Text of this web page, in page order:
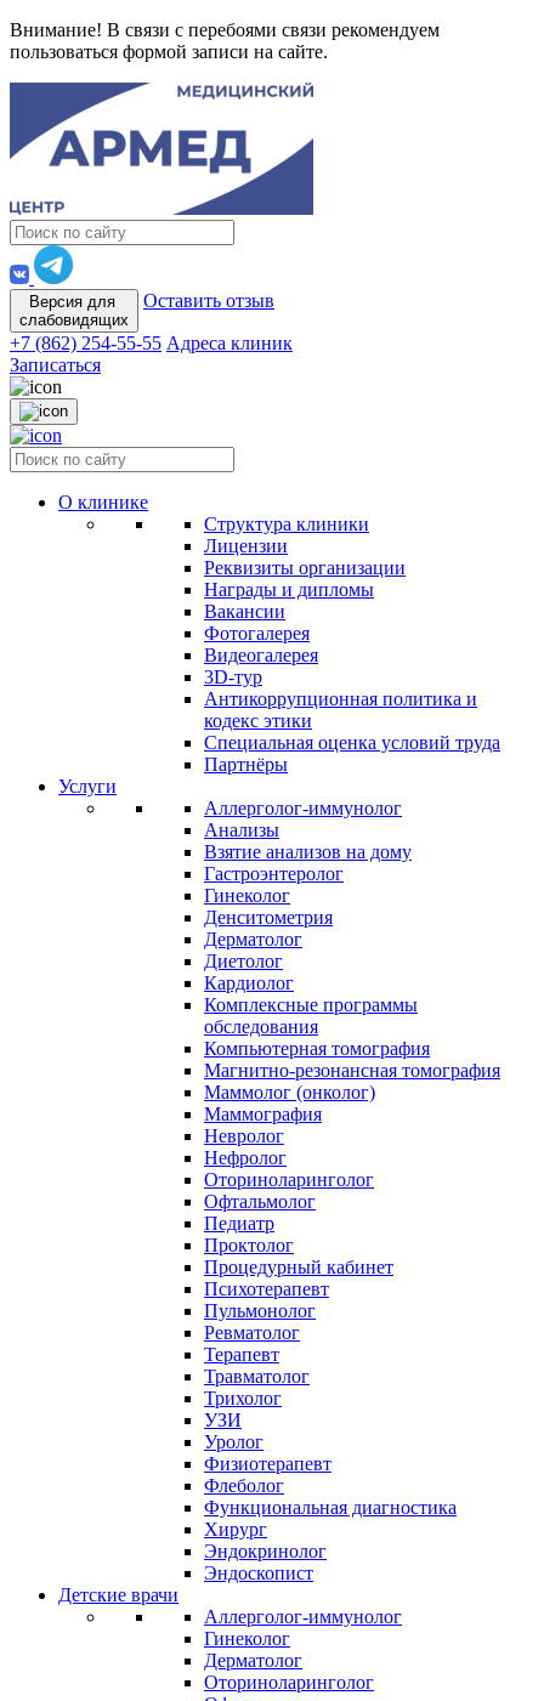
Внимание! В связи с перебоями связи рекомендуем
пользоваться формой записи на сайте.
Версия для
слабовидящих
Оставить отзыв
+7 (862) 254-55-55 Адреса клиник
Записаться
О клинике
Структура клиники
Лицензии
Реквизиты организации
Награды и дипломы
Вакансии
Фотогалерея
Видеогалерея
3D-тур
Антикоррупционная политика и
кодекс этики
Специальная оценка условий труда
Партнёры
Услуги
Аллерголог-иммунолог
Анализы
Взятие анализов на дому
Гастроэнтеролог
Гинеколог
Денситометрия
Дерматолог
Диетолог
Кардиолог
Комплексные программы
обследования
Компьютерная томография
Магнитно-резонансная томография
Маммолог (онколог)
Маммография
Невролог
Нефролог
Оториноларинголог
Офтальмолог
Педиатр
Проктолог
Процедурный кабинет
Психотерапевт
Пульмонолог
Ревматолог
Терапевт
Травматолог
Трихолог
УЗИ
Уролог
Физиотерапевт
Флеболог
Функциональная диагностика
Хирург
Эндокринолог
Эндоскопист
Детские врачи
Аллерголог-иммунолог
Гинеколог
Дерматолог
Оториноларинголог